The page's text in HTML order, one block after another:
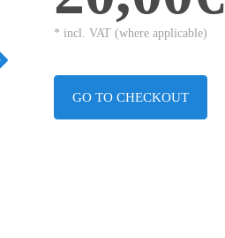
* incl. VAT (where applicable)
GO TO CHECKOUT